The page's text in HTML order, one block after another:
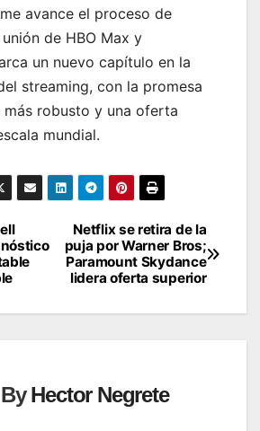
avance el proceso de
de HBO Max y
un nuevo capítulo en la
streaming, con la promesa
robusto y una oferta
mundial.
Netflix se retira de la
puja por Warner Bros;
Paramount Skydance
lidera oferta superior
ByHector Negrete